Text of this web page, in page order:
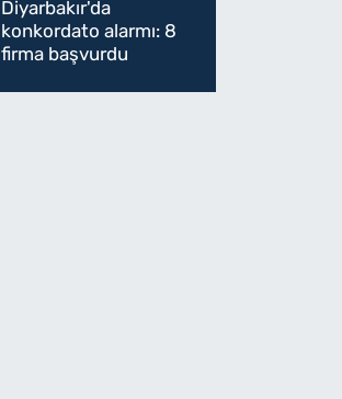
Diyarbakır'da
konkordato alarmı: 8
firma başvurdu